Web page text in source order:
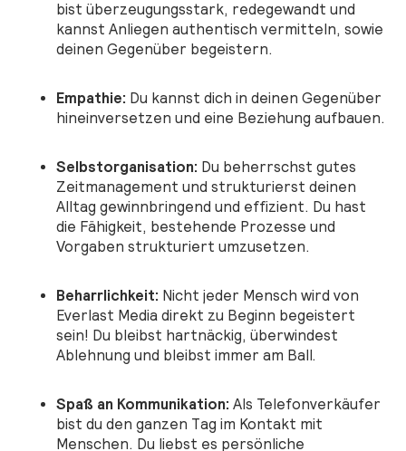
bist überzeugungsstark, redegewandt und
kannst Anliegen authentisch vermitteln, sowie
deinen Gegenüber begeistern.
Empathie: Du kannst dich in deinen Gegenüber
hineinversetzen und eine Beziehung aufbauen.
Selbstorganisation: Du beherrschst gutes
Zeitmanagement und strukturierst deinen
Alltag gewinnbringend und effizient. Du hast
die Fähigkeit, bestehende Prozesse und
Vorgaben strukturiert umzusetzen.
Beharrlichkeit: Nicht jeder Mensch wird von
Everlast Media direkt zu Beginn begeistert
sein! Du bleibst hartnäckig, überwindest
Ablehnung und bleibst immer am Ball.
Spaß an Kommunikation:Als Telefonverkäufer
bist du den ganzen Tag im Kontakt mit
Menschen. Du liebst es persönliche